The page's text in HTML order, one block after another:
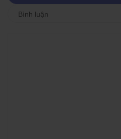
Bình luận